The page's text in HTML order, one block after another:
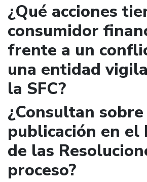
¿Qué acciones
consumidor
frente a un
una entidad
la SFC?
¿Consultan
publicación en el
de las
proceso?